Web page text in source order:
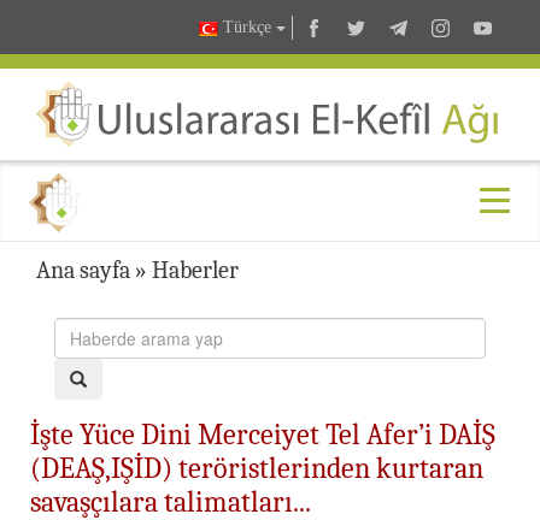
Türkçe
Ana sayfa » Haberler
İşte Yüce Dini Merceiyet Tel Afer’i DAİŞ
(DEAŞ,IŞİD) teröristlerinden kurtaran
savaşçılara talimatları...